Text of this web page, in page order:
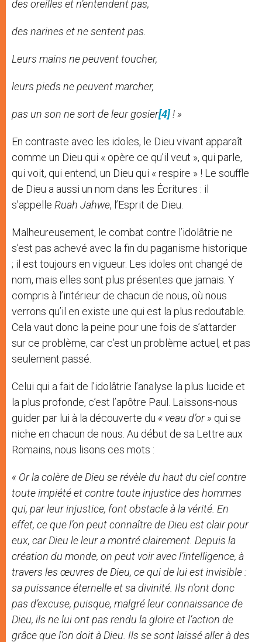
des oreilles et n’entendent pas,
des narines et ne sentent pas.
Leurs mains ne peuvent toucher,
leurs pieds ne peuvent marcher,
pas un son ne sort de leur gosier[4] ! »
En contraste avec les idoles, le Dieu vivant apparaît
comme un Dieu qui « opère ce qu’il veut », qui parle,
qui voit, qui entend, un Dieu qui « respire » ! Le souffle
de Dieu a aussi un nom dans les Écritures : il
s’appelle Ruah Jahwe, l’Esprit de Dieu.
Malheureusement, le combat contre l’idolâtrie ne
s’est pas achevé avec la fin du paganisme historique
; il est toujours en vigueur. Les idoles ont changé de
nom, mais elles sont plus présentes que jamais. Y
compris à l’intérieur de chacun de nous, où nous
verrons qu’il en existe une qui est la plus redoutable.
Cela vaut donc la peine pour une fois de s’attarder
sur ce problème, car c’est un problème actuel, et pas
seulement passé.
Celui qui a fait de l’idolâtrie l’analyse la plus lucide et
la plus profonde, c’est l’apôtre Paul. Laissons-nous
guider par lui à la découverte du « veau d’or » qui se
niche en chacun de nous. Au début de sa Lettre aux
Romains, nous lisons ces mots :
« Or la colère de Dieu se révèle du haut du ciel contre
toute impiété et contre toute injustice des hommes
qui, par leur injustice, font obstacle à la vérité. En
effet, ce que l’on peut connaître de Dieu est clair pour
eux, car Dieu le leur a montré clairement. Depuis la
création du monde, on peut voir avec l’intelligence, à
travers les œuvres de Dieu, ce qui de lui est invisible :
sa puissance éternelle et sa divinité. Ils n’ont donc
pas d’excuse, puisque, malgré leur connaissance de
Dieu, ils ne lui ont pas rendu la gloire et l’action de
grâce que l’on doit à Dieu. Ils se sont laissé aller à des